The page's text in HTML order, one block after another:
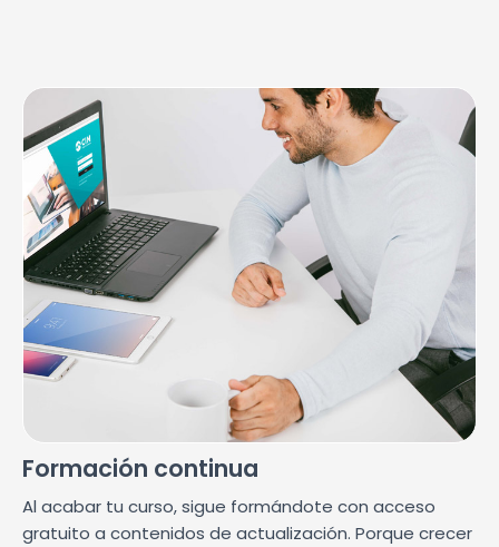
Formación continua
Al acabar tu curso, sigue formándote con acceso
gratuito a contenidos de actualización. Porque crecer